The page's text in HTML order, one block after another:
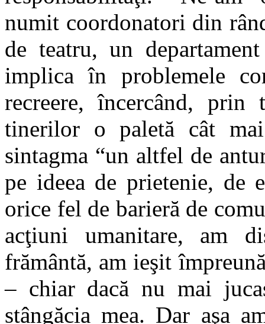
numit coordonatori din
de teatru, un
implica în problemele
recreere, încercând, prin
tinerilor o paletă cât
sintagma “un altfel de
pe ideea de prietenie, de
orice fel de barieră de
acţiuni umanitare, am
frământă, am ieşit
– chiar dacă nu mai
stângăcia mea. Dar aşa